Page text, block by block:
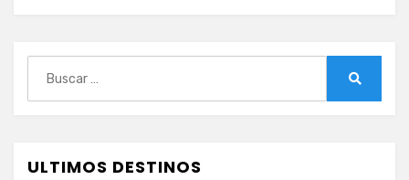
ULTIMOS DESTINOS